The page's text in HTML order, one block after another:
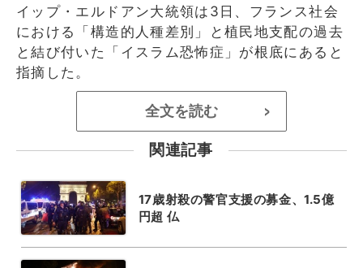
イップ・エルドアン大統領は3日、フランス社会
における「構造的人種差別」と植民地支配の過去
と結び付いた「イスラム恐怖症」が根底にあると
指摘した。
全文を読む >
関連記事
17歳射殺の警官支援の募金、1.5億
円超 仏